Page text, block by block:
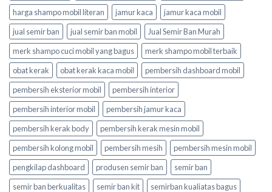
harga shampo mobil literan
jamur kaca
jamur kaca mobil
jual semir ban
jual semir ban mobil
Jual Semir Ban Murah
merk shampo cuci mobil yang bagus
merk shampo mobil terbaik
obat kerak
obat kerak kaca mobil
pembersih dashboard mobil
pembersih eksterior mobil
pembersih interior
pembersih interior mobil
pembersih jamur kaca
pembersih kerak body
pembersih kerak mesin mobil
pembersih kolong mobil
pembersih mesih
pembersih mesin mobil
pengkilap dashboard
produsen semir ban
semir ban
semir ban berkualitas
semir ban kit
semirban kualiatas bagus